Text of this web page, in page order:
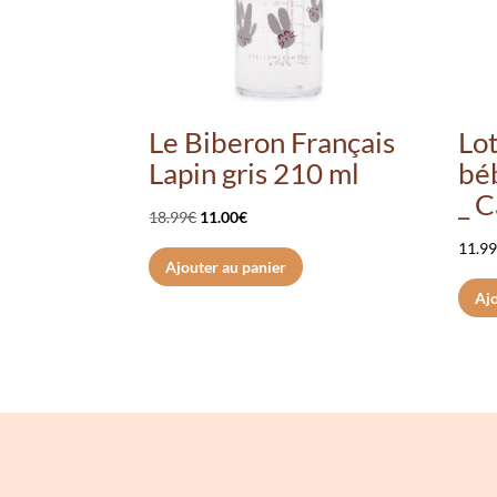
Le Biberon Français
Lapin gris 210 ml
18.99€ Le
prix
initial
11.00€Le
prix
actuel
Ajouter au panier
_
11.99